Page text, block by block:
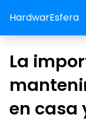
HardwarEsfera
La
en casa